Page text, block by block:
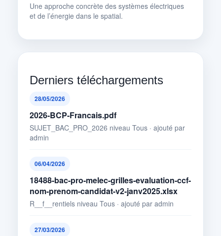
Une approche concrète des systèmes électriques
et de l’énergie dans le spatial.
Derniers téléchargements
28/05/2026
2026-BCP-Francais.pdf
SUJET_BAC_PRO_2026 niveau Tous · ajouté par
admin
06/04/2026
18488-bac-pro-melec-grilles-evaluation-ccf-
nom-prenom-candidat-v2-janv2025.xlsx
R__f__rentiels niveau Tous · ajouté par admin
27/03/2026